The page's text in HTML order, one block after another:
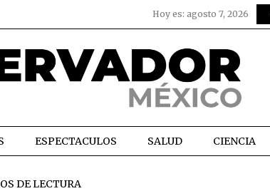
Hoy es: agosto 7, 2026
ESPECTACULOS SALUD CIENCIA
DE LECTURA